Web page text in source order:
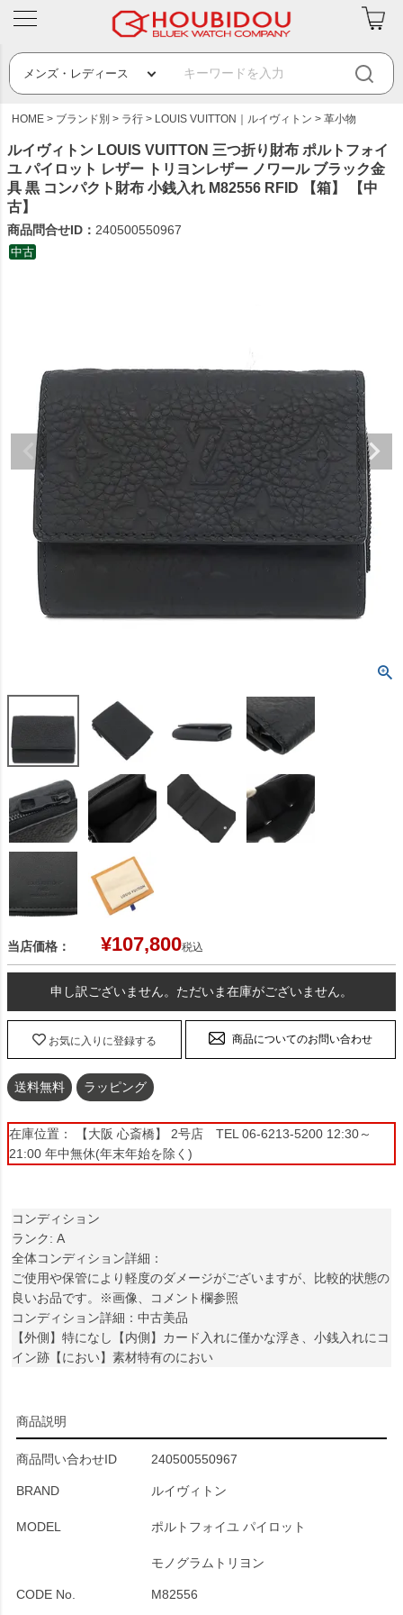
HOME ブランド別 ラ行 LOUIS VUITTON｜ルイヴィトン 革小物
ルイヴィトン LOUIS VUITTON 三つ折り財布 ポルトフォイ
ユ パイロット レザー トリヨンレザー ノワール ブラック金
具 黒 コンパクト財布 小銭入れ M82556 RFID 【箱】 【中
古】
商品問合せID： 240500550967
中古
当店価格： ¥107,800税込
申し訳ございません。ただいま在庫がございません。
お気に入りに登録する 商品についてのお問い合わせ
送料無料 ラッピング
在庫位置： 【大阪 心斎橋】 2号店 TEL 06-6213-5200 12:30～
21:00 年中無休(年末年始を除く)
コンディション
ランク: A
全体コンディション詳細：
ご使用や保管により軽度のダメージがございますが、比較的状態の
良いお品です。※画像、コメント欄参照
コンディション詳細：中古美品
【外側】特になし【内側】カード入れに僅かな浮き、小銭入れにコ
イン跡【におい】素材特有のにおい
商品説明
商品問い合わせID 240500550967
BRAND ルイヴィトン
MODEL ポルトフォイユ パイロット
モノグラムトリヨン
CODE No. M82556